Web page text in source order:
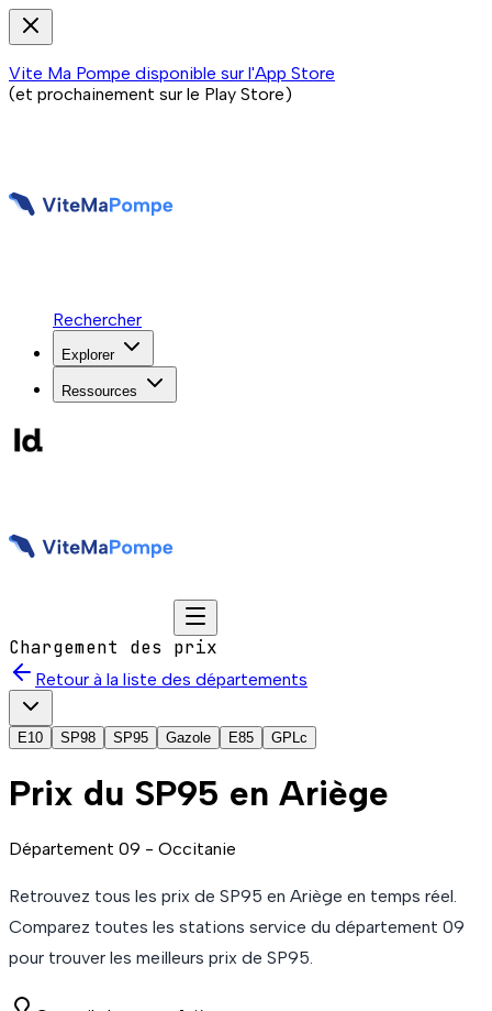
Vite Ma Pompe disponible sur l'App Store
(et prochainement sur le Play Store)
Rechercher
Explorer
Ressources
Chargement des prix
Retour à la liste des départements
E10 SP98 SP95 Gazole E85 GPLc
Prix du SP95 en Ariège
Département 09 - Occitanie
Retrouvez tous les prix de SP95 en Ariège en temps réel.
Comparez toutes les stations service du département 09
pour trouver les meilleurs prix de SP95.